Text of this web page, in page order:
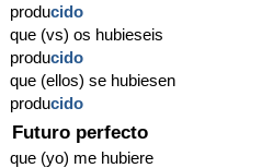
producido
que (vs) os hubieseis
producido
que (ellos) se hubiesen
producido
Futuro perfecto
que (yo) me hubiere